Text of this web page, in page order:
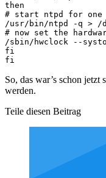
then
# start ntpd for one
/usr/bin/ntpd -q > /
# now set the
/sbin/hwclock --
fi
fi
So, das war’s schon
werden.
Teile diesen Beitrag